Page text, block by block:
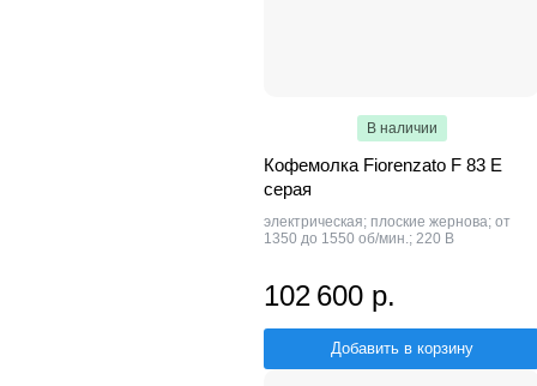
В наличии
Кофемолка Fiorenzato F 83 E
серая
электрическая; плоские жернова; от
1350 до 1550 об/мин.; 220 В
102 600 р.
Добавить в корзину